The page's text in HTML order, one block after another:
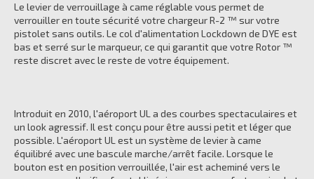
Le levier de verrouillage à came réglable vous permet de
verrouiller en toute sécurité votre chargeur R-2 ™ sur votre
pistolet sans outils. Le col d'alimentation Lockdown de DYE est
bas et serré sur le marqueur, ce qui garantit que votre Rotor ™
reste discret avec le reste de votre équipement.
Introduit en 2010, l'aéroport UL a des courbes spectaculaires et
un look agressif. Il est conçu pour être aussi petit et léger que
possible. L'aéroport UL est un système de levier à came
équilibré avec une bascule marche/arrêt facile. Lorsque le
bouton est en position verrouillée, l'air est acheminé vers le